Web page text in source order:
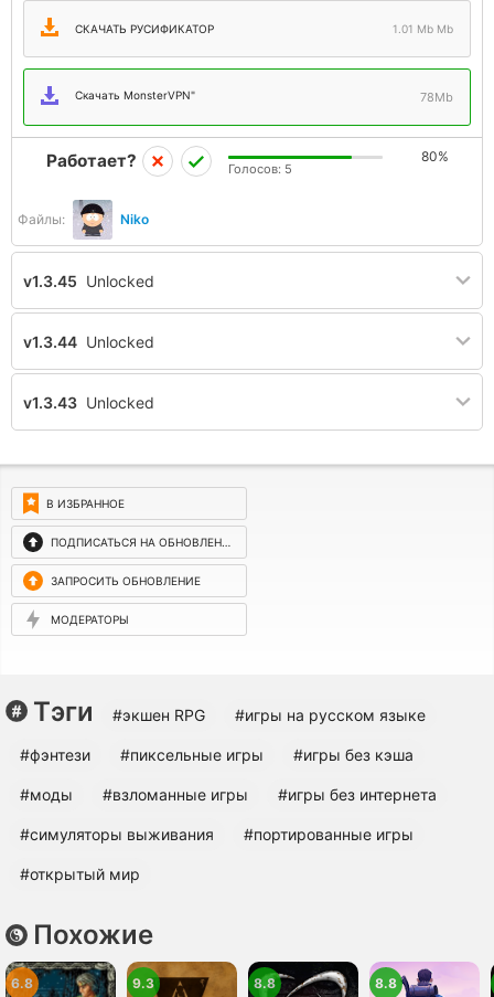
СКАЧАТЬ РУСИФИКАТОР 1.01 Mb Mb
Скачать MonsterVPN" 78Mb
Файлы: Niko
Работает? 80%
Голосов: 5
v1.3.45 Unlocked
v1.3.44 Unlocked
v1.3.43 Unlocked
В ИЗБРАННОЕ
ПОДПИСАТЬСЯ НА ОБНОВЛЕНИЯ
ЗАПРОСИТЬ ОБНОВЛЕНИЕ
МОДЕРАТОРЫ
Тэги #экшен RPG #игры на русском языке
#фэнтези #пиксельные игры #игры без кэша
#моды #взломанные игры #игры без интернета
#симуляторы выживания #портированные игры
#открытый мир
Похожие
6.8 9.3 8.8 8.8